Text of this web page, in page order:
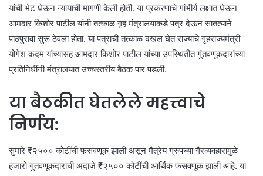
यांची भेट घेऊन न्यायाची मागणी केली होती. या प्रकरणाचे गांभीर्य लक्षात घेऊन
आमदार किशोर पाटील यांनी तत्काळ गृह मंत्रालयाकडे पत्र देऊन सातत्याने
पाठपुरावा सुरू ठेवला होता. या पत्राची तत्काळ दखल घेत राज्याचे गृहराज्यमंत्री
योगेश कदम यांच्यासह आमदार किशोर पाटील यांच्या उपस्थितीत गुंतवणूकदारांच्या
प्रतिनिधींनी मंत्रालयात उच्चस्तरीय बैठक पार पडली.
या बैठकीत घेतलेले महत्त्वाचे
निर्णय:
सुमारे ₹२५०० कोटींची फसवणूक झाली असून मैत्रेय ग्रुपच्या गैरव्यवहारामुळे
हजारो गुंतवणूकदारांची अंदाजे ₹२५०० कोटींची आर्थिक फसवणूक झाली आहे. या